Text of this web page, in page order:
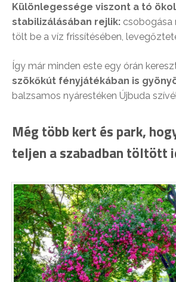
Különlegessége viszont a tó
stabilizálásában rejlik: csobogása
tölt be a víz frissítésében,
Így már minden este egy órán
szökőkút fényjátékában is
balzsamos nyárestéken Újbuda
Még több kert és park,
teljen a szabadban töltött